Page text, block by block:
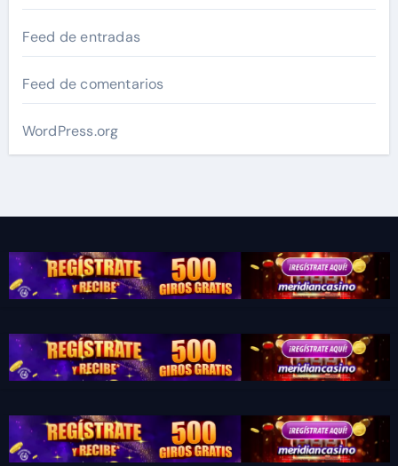
Feed de entradas
Feed de comentarios
WordPress.org